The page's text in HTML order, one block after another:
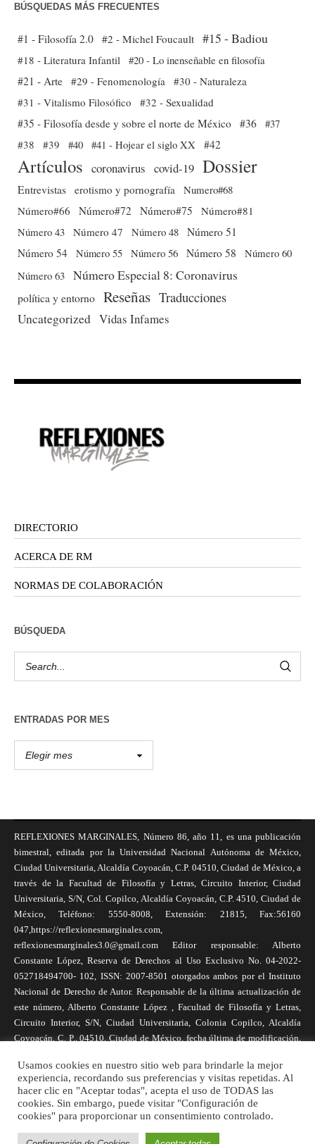
BÚSQUEDAS MÁS FRECUENTES
#1 - Filosofía 2.0 #2 - Michel Foucault #15 - Badiou
#18 - Literatura Infantil #20 - Lo inenseñable en filosofía
#21 - Arte #29 - Fenomenología
#30 - Naturaleza
#31 - Vitalismo Filosófico
#32 - Sexualidad
#35 - Filosofía desde y sobre el norte de México #36 #37
#38
#39 #40 #41 - Hojear el siglo XX #42
Artículos coronavirus covid-19 Dossier
Entrevistas erotismo y pornografía
Numero#68
Número#66
Número#72 Número#75
Número#81
Número 43 Número 47 Número 48 Número 51
Número 54 Número 55 Número 56 Número 58
Número 60
Número 63 Número Especial 8: Coronavirus
política y entorno Reseñas Traducciones
Uncategorized Vidas Infames
DIRECTORIO
ACERCA DE RM
NORMAS DE COLABORACIÓN
BÚSQUEDA
ENTRADAS POR MES
REFLEXIONES MARGINALES, Número 86, año 11, es una publicación
bimestral, editada por la Universidad Nacional Autónoma de México,
Ciudad Universitaria, Alcaldía Coyoacán, C.P. 04510, Ciudad de México, a
través de la Facultad de Filosofía y Letras, Circuito Interior, Ciudad
Universitaria, S/N, Col. Copilco, Alcaldía Coyoacán, C.P. 4510, Ciudad de
México, Teléfono: 5550-8008, Extensión: 21815, Fax:56160
047,https://reflexionesmarginales.com,
reflexionesmarginales3.0@gmail.com Editor responsable: Alberto
Constante López, Reserva de Derechos al Uso Exclusivo No. 04-2022-
052718494700- 102, ISSN: 2007-8501 otorgados ambos por el Instituto
Nacional de Derecho de Autor. Responsable de la última actualización de
este número, Alberto Constante López , Facultad de Filosofía y Letras,
Circuito Interior, S/N, Ciudad Universitaria, Colonia Copilco, Alcaldía
Coyoacán, C. P., 04510, Ciudad de México, fecha última de modificación,
necesariamente reflejan la postura de la revista, ni de Universidad Nacional
Autónoma de México. Los autores son responsables de los contenidos de
sus artículos. Se autoriza la reproducción total o parcial de los textos aquí
publicados siempre y cuando se cite la fuente completa y la dirección
electrónica de la publicación.
Usamos cookies en nuestro sitio web para brindarle la mejor
experiencia, recordando sus preferencias y visitas repetidas. Al
hacer clic en "Aceptar todas", acepta el uso de TODAS las
cookies. Sin embargo, puede visitar "Configuración de
cookies" para proporcionar un consentimiento controlado.